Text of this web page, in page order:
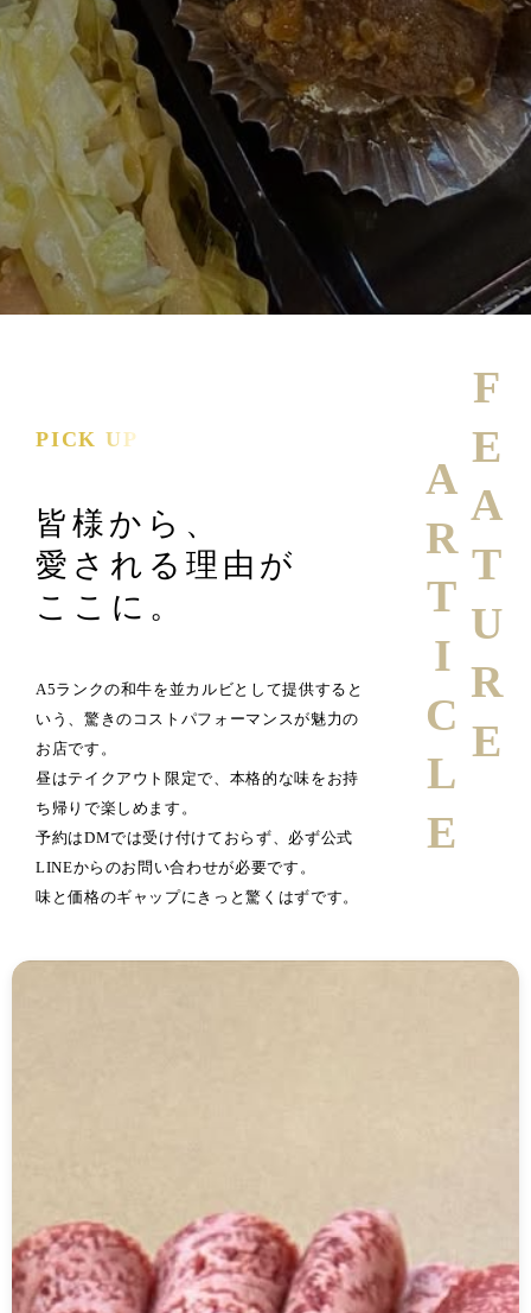
PICK UP
皆様から、
愛される理由が
ここに。
A5ランクの和牛を並カルビとして提供すると
いう、驚きのコストパフォーマンスが魅力の
お店です。
昼はテイクアウト限定で、本格的な味をお持
ち帰りで楽しめます。
予約はDMでは受け付けておらず、必ず公式
LINEからのお問い合わせが必要です。
味と価格のギャップにきっと驚くはずです。
FEATURE
ARTICLE